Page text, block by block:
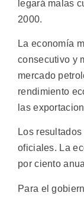
legará malas
2000.
La economía
consecutivo y
mercado
rendimiento
las
Los
oficiales. La
por ciento
Para el